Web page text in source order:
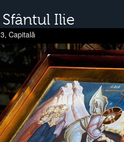
Ilie
Capitală